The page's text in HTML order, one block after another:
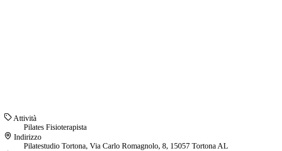
Attività
Pilates Fisioterapista
Indirizzo
Pilatestudio Tortona, Via Carlo Romagnolo, 8, 15057 Tortona AL